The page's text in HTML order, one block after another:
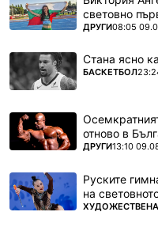
световно
ПОВЕЧЕ ОТ
ДРУГИ08:05
Стана ясно
ПОВЕЧЕ ОТ
БАСКЕТБОЛ
отново в
ПОВЕЧЕ ОТ
ДРУГИ13:10
Руските
на
ПОВЕЧЕ ОТ